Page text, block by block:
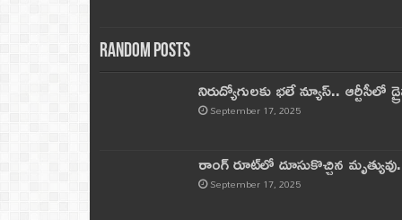
Random Posts
నిరుద్యోగులకు భలే న్యూస్.. ఆర్టీసీలో
September 17, 2025
రాంగ్ రూట్‌లో దూసుకొచ్చిన
September 17, 2025